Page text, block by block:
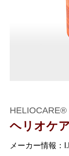
HELIOCARE®
ヘリオケ
メーカー情報：